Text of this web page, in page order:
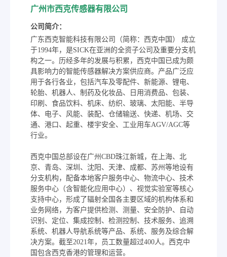
广州市西克传感器有限公司
公司简介：
广东西克智能科技有限公司（简称：西克中国） 成立
于1994年，是SICK在亚洲的全资子公司及重要分支机
构之一。历经多年的发展与积累，西克中国已成为颇
具影响力的智能传感器解决方案供应商。产品广泛应
用于各行各业，包括汽车及零配件、新能源、锂电、
轮胎、机器人、制药及化妆品、日用消费品、包装、
印刷、食品饮料、机床、纺织、玻璃、太阳能、半导
体、电子、风能、装配、仓储输送、快递、机场、交
通、港口、起重、楼宇安全、工业用车AGV/AGC等
行业。
西克中国总部设在广州CBD珠江新城，在上海、北
京、青岛、深圳、沈阳、天津、成都、苏州等地设有
分支机构，配备本地客户服务中心、物流中心、技术
服务中心（含智能化应用中心）、视觉实验室等核心
支持中心，形成了辐射全国各主要区域的机构体系和
业务网络，为客户提供检测、测量、安全防护、自动
识别、定位、集成控制、检测控制、技术服务、追溯
系统、机器人导航系统等产品、系统、服务及综合解
决方案。截至2021年，员工数量超过400人。西克中
国包含西克香港的管理和运营。